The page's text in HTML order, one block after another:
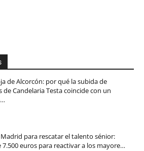
de Alcorcón: por qué la subida de
de Candelaria Testa coincide con un
Madrid para rescatar el talento sénior:
7.500 euros para reactivar a los mayore…